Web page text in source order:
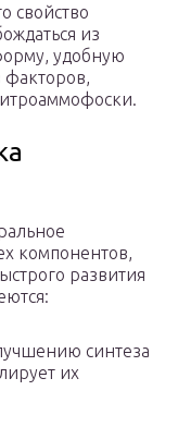
свойство
из
удобную
факторов,
компонентов,
развития
синтеза
их